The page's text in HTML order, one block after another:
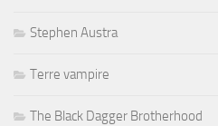
Stephen Austra
Terre vampire
The Black Dagger Brotherhood